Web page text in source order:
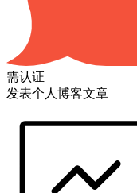
需认证
发表个人博客文章